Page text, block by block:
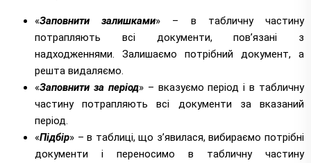
«Заповнити залишками» – в табличну частину
потрапляють всі документи, пов’язані з
надходженнями. Залишаємо потрібний документ, а
решта видаляємо.
«Заповнити за період» – вказуємо період і в табличну
частину потрапляють всі документи за вказаний
період.
«Підбір» – в таблиці, що з’явилася, вибираємо потрібні
документи і переносимо в табличну частину